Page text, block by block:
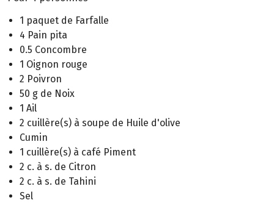
1 paquet de Farfalle
4 Pain pita
0.5 Concombre
1 Oignon rouge
2 Poivron
50 g de Noix
1 Ail
2 cuillère(s) à soupe de Huile d'olive
Cumin
1 cuillère(s) à café Piment
2 c. à s. de Citron
2 c. à s. de Tahini
Sel